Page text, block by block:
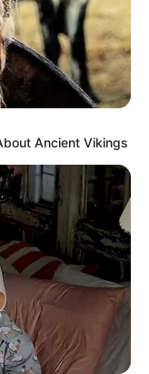
Ancient Vikings